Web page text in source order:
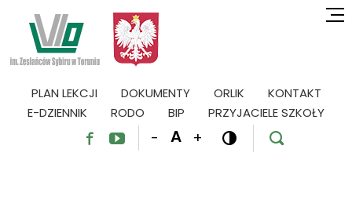
PLAN LEKCJI DOKUMENTY ORLIK
KONTAKT
E-DZIENNIK
RODO BIP PRZYJACIELE SZKOŁY
  - A +  